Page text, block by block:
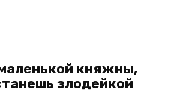
княжны,
злодейкой